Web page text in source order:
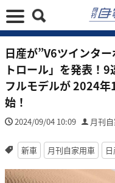
日産が”V6ツインタ
トロール」を発表！
フルモデルが 2024
始！
2024/09/04 10:09 月刊
新車 月刊自家用車